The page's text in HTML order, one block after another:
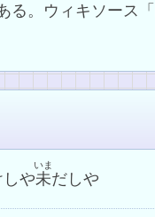
る。ウィキソース「
しや未
いま
だしや